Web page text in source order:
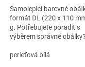
Samolepicí barevné
formát DL (220 x 110
g. Potřebujete poradit s
výběrem správné obálky?
perleťová bílá